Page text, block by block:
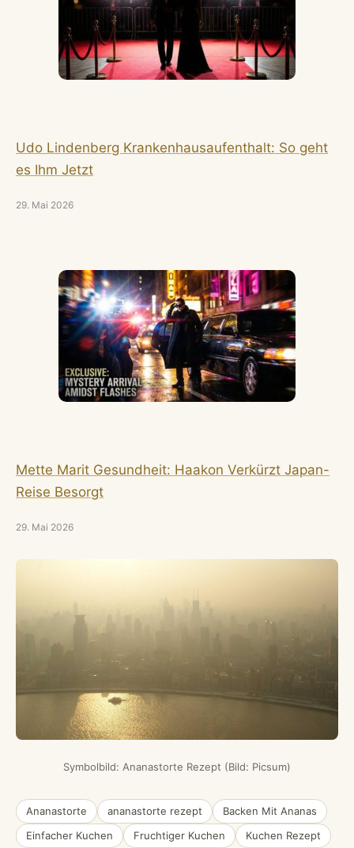
Udo Lindenberg Krankenhausaufenthalt: So geht
es Ihm Jetzt
29. Mai 2026
Mette Marit Gesundheit: Haakon Verkürzt Japan-
Reise Besorgt
29. Mai 2026
Symbolbild: Ananastorte Rezept (Bild: Picsum)
Ananastorte ananastorte rezept
Backen Mit Ananas
Einfacher Kuchen
Fruchtiger Kuchen
Kuchen Rezept